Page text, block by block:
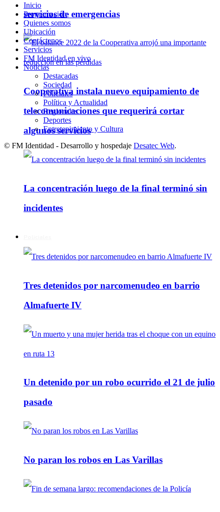
servicios de emergencias
Cooperativa instala nuevo equipamiento de
telecomunicaciones que requerirá cortar
algunos servicios
La concentración luego de la final terminó sin
incidentes
Tres detenidos por narcomenudeo en barrio
Almafuerte IV
Un detenido por un robo ocurrido el 21 de julio
pasado
No paran los robos en Las Varillas
Inicio
Programación
Quienes somos
Ubicación
Contáctenos
Servicios
FM Identidad en vivo
Noticias
Destacadas
Sociedad
Policiales
Política y Actualidad
Regionales
Deportes
Entretenimiento y Cultura
© FM Identidad - Desarrollo y hospedaje Desatec Web.